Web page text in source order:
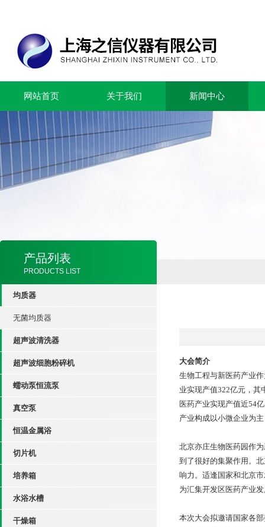
网站首页 关于我们 新闻中心
产品列表
PRODUCTS LIST
均质器
无菌均质器
超声波清洗器
超声波细胞粉碎机
蠕动泵恒流泵
真空泵
恒温金属浴
切片机
培养箱
水浴水槽
干燥箱
大会简介
生物工程与新医药产业
业实现产值322亿元，其
医药产业实现产值近54
产业构成以小微企业为
北京亦庄生物医药园作
到了很好的集聚作用。
响力。适逢国家和北京
为汇集开发区医药产业
本次大会拟邀请国家各